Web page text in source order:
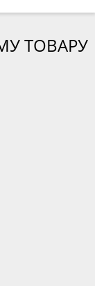
ТОВАРУ